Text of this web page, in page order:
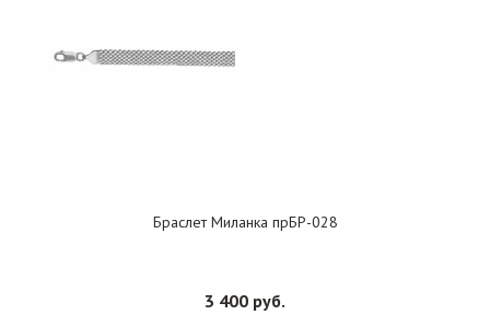
Браслет Миланка прБР-028
3 400 руб.